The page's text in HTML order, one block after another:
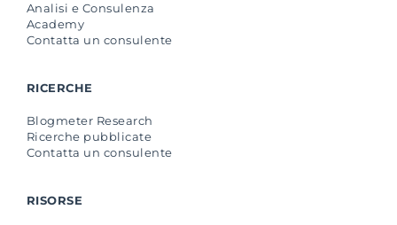
Analisi e Consulenza
Academy
Contatta un consulente
RICERCHE
Blogmeter Research
Ricerche pubblicate
Contatta un consulente
RISORSE